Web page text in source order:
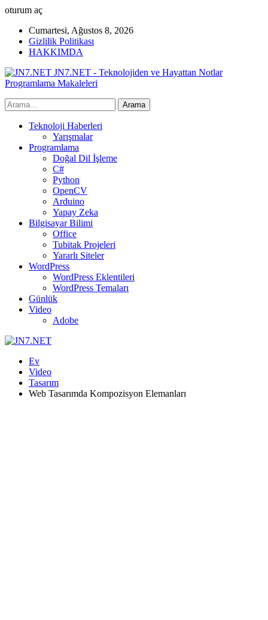
oturum aç
Cumartesi, Ağustos 8, 2026
Gizlilik Politikası
HAKKIMDA
JN7.NET - Teknolojiden ve Hayattan Notlar
Programlama Makaleleri
Teknoloji Haberleri
Yarışmalar
Programlama
Doğal Dil İşleme
C#
Python
OpenCV
Arduino
Yapay Zeka
Bilgisayar Bilimi
Office
Tubitak Projeleri
Yararlı Siteler
WordPress
WordPress Eklentileri
WordPress Temaları
Günlük
Video
Adobe
Ev
Video
Tasarım
Web Tasarımda Kompozisyon Elemanları